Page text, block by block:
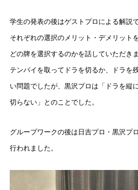
学生の発表の後はゲストプロによる解説で
それぞれの選択のメリット・デメリット
どの牌を選択するのかを話していただきま
テンパイを取ってドラを切るか、ドラを
い問題でしたが、黒沢プロは「ドラを縦
切らない」とのことでした。
グループワークの後は日吉プロ・黒沢プ
行われました。